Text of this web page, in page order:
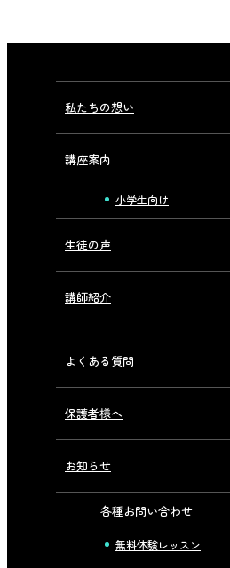
私たちの想い
講座案内
小学生向け
生徒の声
講師紹介
よくある質問
保護者様へ
お知らせ
各種お問い合わせ
無料体験レッスン